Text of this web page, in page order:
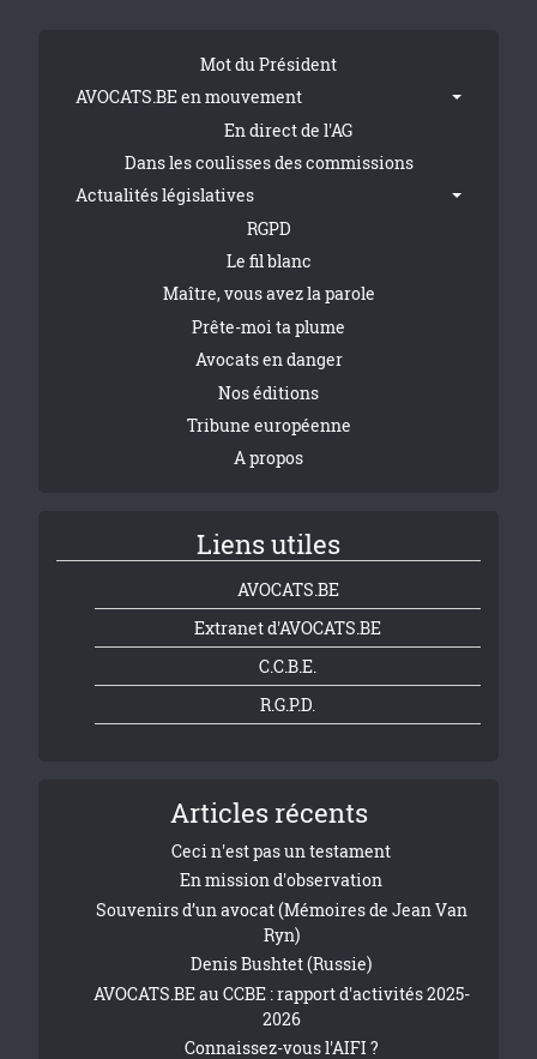
Tribune FooterMot du Président
AVOCATS.BE en mouvement
En direct de l'AG
Dans les coulisses des commissions
Actualités législatives
RGPD
Le fil blanc
Maître, vous avez la parole
Prête-moi ta plume
Avocats en danger
Nos éditions
Tribune européenne
A propos
Liens utiles
AVOCATS.BE
Extranet d'AVOCATS.BE
C.C.B.E.
R.G.P.D.
Articles récents
Ceci n'est pas un testament
En mission d'observation
Souvenirs d’un avocat (Mémoires de Jean Van
Ryn)
Denis Bushtet (Russie)
AVOCATS.BE au CCBE : rapport d'activités 2025-
2026
Connaissez-vous l'AIFI ?